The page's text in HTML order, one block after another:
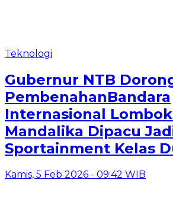
Teknologi
Gubernur NTB
PembenahanBandara
Internasional
Mandalika Dipacu
Sportainment Kelas
Kamis, 5 Feb 2026 - 09:42 WIB